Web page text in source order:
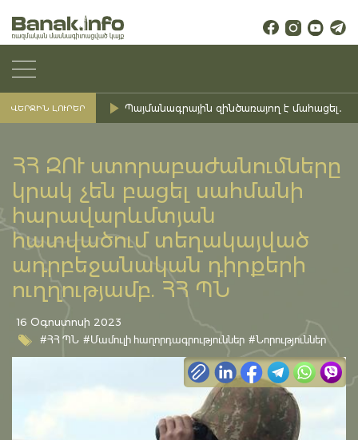
ՎԵՐՋԻՆ ԼՈՒՐԵՐ Պայմանագրային զինծառայող է մահացել․
ՀՀ ԶՈՒ ստորաբաժանումները
կրակ չեն բացել սահմանի
հարավարևմտյան
հատվածում տեղակայված
ադրբեջանական դիրքերի
ուղղությամբ. ՀՀ ՊՆ
16 Օգոստոսի 2023
#ՀՀ ՊՆ #Մամուլի հաղորդագրություններ #Նորություններ